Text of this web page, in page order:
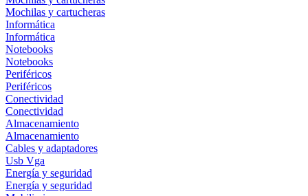
Mochilas y cartucheras
Informática
Informática
Notebooks
Notebooks
Periféricos
Periféricos
Conectividad
Conectividad
Almacenamiento
Almacenamiento
Cables y adaptadores
Usb Vga
Energía y seguridad
Energía y seguridad